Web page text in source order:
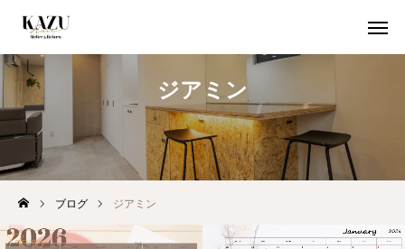
ジアミン
ブログ ジアミン
クーポン
WEB予約
初めての方へ